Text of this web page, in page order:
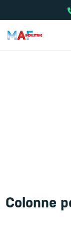
Colonne